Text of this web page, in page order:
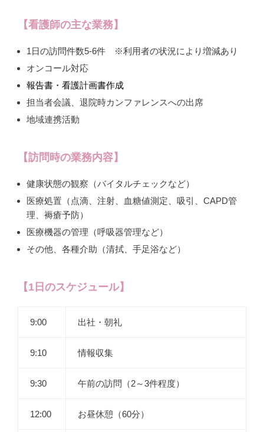
【看護師の主な業務】
1日の訪問件数5-6件 ※利用者の状況により増減あり
オンコール対応
報告書・看護計画書作成
担当者会議、退院時カンファレンスへの出席
地域連携活動
【訪問時の業務内容】
健康状態の観察（バイタルチェックなど）
医療処置（点滴、注射、血糖値測定、吸引、CAPD管
理、褥瘡予防）
医療機器の管理（呼吸器管理など）
その他、各種介助（清拭、手足浴など）
【1日のスケジュール】
9:00 出社・朝礼
9:10 情報収集
9:30 午前の訪問（2～3件程度）
12:00 お昼休憩（60分）